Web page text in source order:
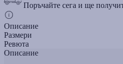
Поръчайте сега и ще
Описание
Размери
Ревюта
Описание